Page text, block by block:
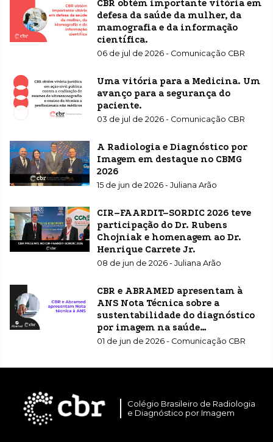
CBR obtém importante vitória em
defesa da saúde da mulher, da
mamografia e da informação
científica.
06 de jul de 2026 - Comunicação CBR
Uma vitória para a Medicina. Um
avanço para a segurança do
paciente.
03 de jul de 2026 - Comunicação CBR
A Radiologia e Diagnóstico por
Imagem em destaque no CBMG
2026
15 de jun de 2026 - Juliana Arão
CIR–FAARDIT–SORDIC 2026 teve
participação do Dr. Rubens
Chojniak e homenagem ao Dr.
Henrique Carrete Jr.
08 de jun de 2026 - Juliana Arão
CBR e ABRAMED apresentam à
ANS Nota Técnica sobre a
sustentabilidade do diagnóstico
por imagem na saúde
suplementar
01 de jun de 2026 - Comunicação CBR
Colégio Brasileiro de Radiologia
e Diagnóstico por Imagem